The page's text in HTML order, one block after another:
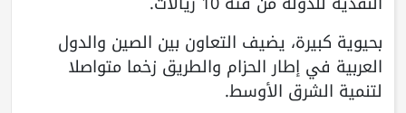
بحيوية كبيرة، يضيف التعاون بين الصين والدول
العربية في إطار الحزام والطريق زخما متواصلا
لتنمية الشرق الأوسط.